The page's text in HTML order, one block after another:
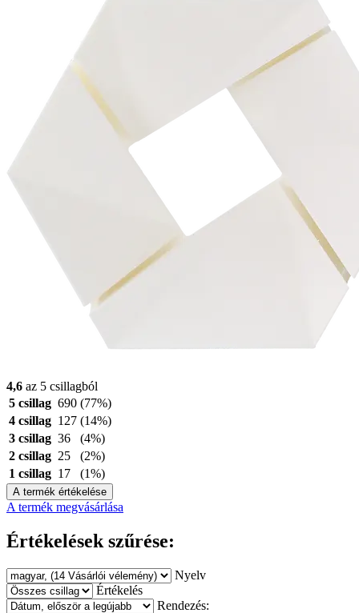
4,6 az 5 csillagból
5 csillag 690 (77%)
4 csillag 127 (14%)
3 csillag 36
(4%)
2 csillag 25
(2%)
1 csillag 17 (1%)
A termék értékelése
A termék megvásárlása
Értékelések szűrése:
Nyelv
Értékelés
Rendezés: